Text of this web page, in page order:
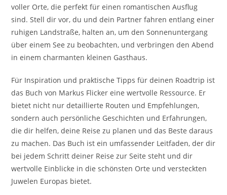
voller Orte, die perfekt für einen romantischen Ausflug
sind. Stell dir vor, du und dein Partner fahren entlang einer
ruhigen Landstraße, halten an, um den Sonnenuntergang
über einem See zu beobachten, und verbringen den Abend
in einem charmanten kleinen Gasthaus.
Für Inspiration und praktische Tipps für deinen Roadtrip ist
das Buch von Markus Flicker eine wertvolle Ressource. Er
bietet nicht nur detaillierte Routen und Empfehlungen,
sondern auch persönliche Geschichten und Erfahrungen,
die dir helfen, deine Reise zu planen und das Beste daraus
zu machen. Das Buch ist ein umfassender Leitfaden, der dir
bei jedem Schritt deiner Reise zur Seite steht und dir
wertvolle Einblicke in die schönsten Orte und versteckten
Juwelen Europas bietet.